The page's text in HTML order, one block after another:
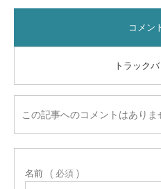
コメン
トラック
この記事へのコメントはありま
名前 ( 必須 )